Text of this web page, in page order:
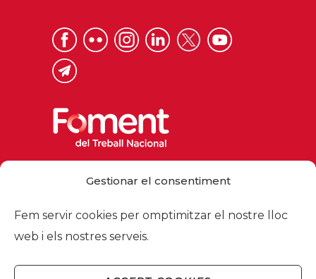
Gestionar el consentiment
Fem servir cookies per omptimitzar el nostre lloc
web i els nostres serveis.
foment@foment.com